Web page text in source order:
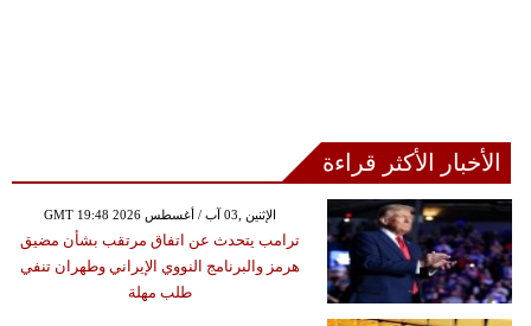
الأخبار الأكثر قراءة
GMT 19:48 2026 الإثنين ,03 آب / أغسطس
ترامب يتحدث عن اتفاق مرتقب بشأن مضيق
هرمز والبرنامج النووي الإيراني وطهران تنفي
طلب مهلة